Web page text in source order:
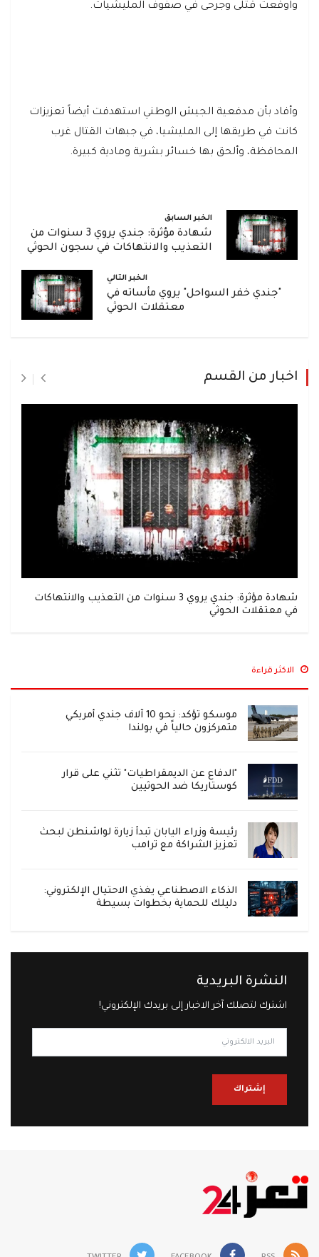
واوقعت قتلى وجرحى في صفوف المليشيات.
وأفاد بأن مدفعية الجيش الوطني استهدفت أيضاً تعزيزات
كانت في طريقها إلى المليشيا، في جبهات القتال غرب
المحافظة، وألحق بها خسائر بشرية ومادية كبيرة.
الخبر السابق
شهادة مؤثرة: جندي يروي 3 سنوات من
التعذيب والانتهاكات في سجون الحوثي
الخبر التالي
"جندي خفر السواحل" يروي مأساته في
معتقلات الحوثي
اخبار من القسم
شهادة مؤثرة: جندي يروي 3 سنوات من التعذيب والانتهاكات
في معتقلات الحوثي
الاكثر قراءة
موسكو تؤكد: نحو 10 آلاف جندي أمريكي
متمركزون حالياً في بولندا
"الدفاع عن الديمقراطيات" تثني على قرار
كوستاريكا ضد الحوثيين
رئيسة وزراء اليابان تبدأ زيارة لواشنطن لبحث
تعزيز الشراكة مع ترامب
الذكاء الاصطناعي يغذي الاحتيال الإلكتروني:
دليلك للحماية بخطوات بسيطة
النشرة البريدية
اشترك لتصلك آخر الاخبار إلى بريدك الإلكتروني!
إشتراك